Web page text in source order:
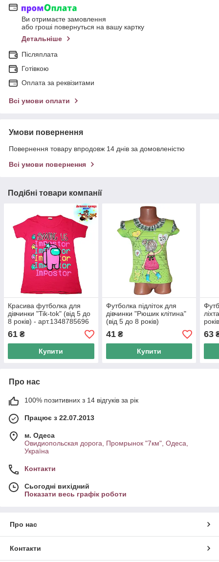
Ви отримаєте замовлення
або гроші повернуться на вашу картку
Детальніше
Післяплата
Готівкою
Оплата за реквізитами
Всі умови оплати
Умови повернення
Повернення товару впродовж 14 днів за домовленістю
Всі умови повернення
Подібні товари компанії
Красива футболка для
дівчинки "Tik-tok" (від 5 до
8 років) - арт.1348785696
61 ₴
Купити
Футболка підліток для
дівчинки "Рюшик клітина"
(від 5 до 8 років)
41₴
Купити
63
Про нас
100% позитивних з 14 відгуків за рік
Працює з 22.07.2013
м. Одеса
Овидиопольская дорога, Промрынок "7км", Одеса,
Україна
Контакти
Сьогодні вихідний
Показати весь графік роботи
Про нас
Контакти